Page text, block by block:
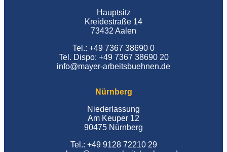
Hauptsitz
Kreidestraße 14
73432 Aalen
Tel.: +49 7367 38690 0
Tel. Dispo: +49 7367 38690 20
info@mayer-arbeitsbuehnen.de
Nürnberg
Niederlassung
Am Keuper 12
90475 Nürnberg
Tel.: +49 9128 72210 29